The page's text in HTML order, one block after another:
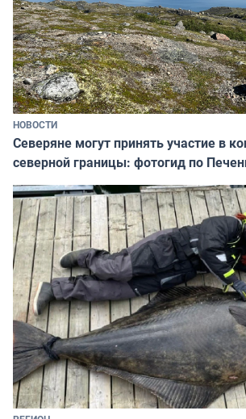
НОВОСТИ
Северяне могут принять участие в
северной границы: фотогид по